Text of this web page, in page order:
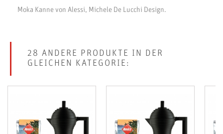
Moka Kanne von Alessi, Michele De Lucchi Design.
28 ANDERE PRODUKTE IN DER
GLEICHEN KATEGORIE: